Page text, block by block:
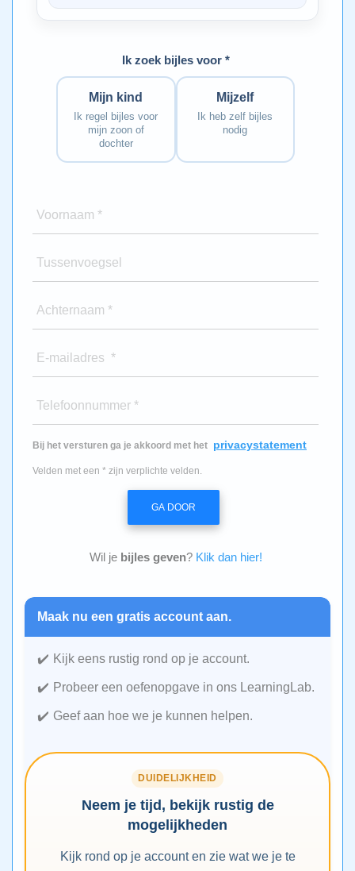
Ik zoek bijles voor *
Mijn kind
Ik regel bijles voor
mijn zoon of
dochter
Mijzelf
Ik heb zelf bijles
nodig
Voornaam *
Tussenvoegsel
Achternaam *
E-mailadres *
Telefoonnummer *
Bij het versturen ga je akkoord met het privacystatement
Velden met een * zijn verplichte velden.
GA DOOR
Wil je bijles geven? Klik dan hier!
Maak nu een gratis account aan.
Kijk eens rustig rond op je account.
Probeer een oefenopgave in ons LearningLab.
Geef aan hoe we je kunnen helpen.
DUIDELIJKHEID
Neem je tijd, bekijk rustig de
mogelijkheden
Kijk rond op je account en zie wat we je te